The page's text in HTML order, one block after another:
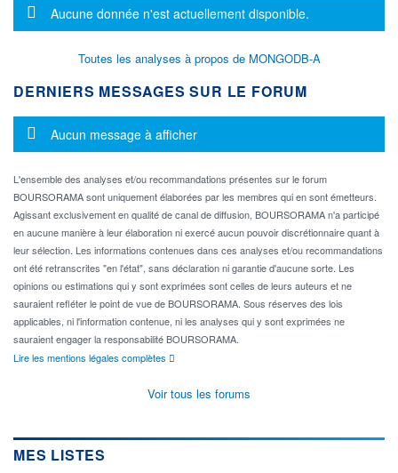
Message d'information
Aucune donnée n'est actuellement disponible.
Toutes les analyses à propos de MONGODB-A
DERNIERS MESSAGES SUR LE FORUM
Message d'information
Aucun message à afficher
L'ensemble des analyses et/ou recommandations présentes sur le forum
BOURSORAMA sont uniquement élaborées par les membres qui en sont émetteurs.
Agissant exclusivement en qualité de canal de diffusion, BOURSORAMA n'a participé
en aucune manière à leur élaboration ni exercé aucun pouvoir discrétionnaire quant à
leur sélection. Les informations contenues dans ces analyses et/ou recommandations
ont été retranscrites "en l'état", sans déclaration ni garantie d'aucune sorte. Les
opinions ou estimations qui y sont exprimées sont celles de leurs auteurs et ne
sauraient refléter le point de vue de BOURSORAMA. Sous réserves des lois
applicables, ni l'information contenue, ni les analyses qui y sont exprimées ne
sauraient engager la responsabilité BOURSORAMA.
Lire les mentions légales complètes
Voir tous les forums
MES LISTES